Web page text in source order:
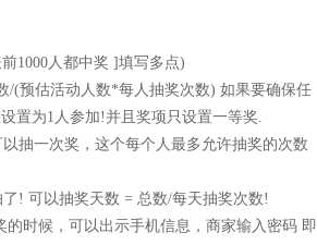
1000人都中奖 ]填写多点)
预估活动人数*每人抽奖次数) 如果要确保任
置为1人参加!并且奖项只设置一等奖.
抽一次奖，这个每个人最多允许抽奖的次数
! 可以抽奖天数 = 总数/每天抽奖次数!
时候，可以出示手机信息，商家输入密码 即